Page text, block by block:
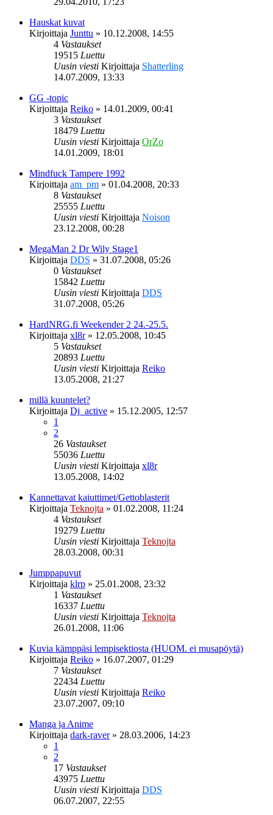
Hauskat kuvat
Kirjoittaja Junttu » 10.12.2008, 14:55
4 Vastaukset
19515 Luettu
Uusin viesti Kirjoittaja Shatterling
14.07.2009, 13:33
GG -topic
Kirjoittaja Reiko » 14.01.2009, 00:41
3 Vastaukset
18479 Luettu
Uusin viesti Kirjoittaja OrZo
14.01.2009, 18:01
Mindfuck Tampere 1992
Kirjoittaja am_pm » 01.04.2008, 20:33
8 Vastaukset
25555 Luettu
Uusin viesti Kirjoittaja Noison
23.12.2008, 00:28
MegaMan 2 Dr Wily Stage1
Kirjoittaja DDS » 31.07.2008, 05:26
0 Vastaukset
15842 Luettu
Uusin viesti Kirjoittaja DDS
31.07.2008, 05:26
HardNRG.fi Weekender 2 24.-25.5.
Kirjoittaja xl8r» 12.05.2008, 10:45
5 Vastaukset
20893 Luettu
Uusin viesti Kirjoittaja Reiko
13.05.2008, 21:27
millä kuuntelet?
Kirjoittaja Dj_active » 15.12.2005, 12:57
1
2
26 Vastaukset
55036 Luettu
Uusin viesti Kirjoittaja xl8r
13.05.2008, 14:02
Kannettavat kaiuttimet/Gettoblasterit
Kirjoittaja Teknojta » 01.02.2008, 11:24
4 Vastaukset
19279 Luettu
Uusin viesti Kirjoittaja Teknojta
28.03.2008, 00:31
Jumppapuvut
Kirjoittaja klrp » 25.01.2008, 23:32
1 Vastaukset
16337 Luettu
Uusin viesti Kirjoittaja Teknojta
26.01.2008, 11:06
Kuvia kämppäsi lempisektiosta (HUOM. ei musapöytä)
Kirjoittaja Reiko » 16.07.2007, 01:29
7 Vastaukset
22434 Luettu
Uusin viesti Kirjoittaja Reiko
23.07.2007, 09:10
Manga ja Anime
Kirjoittaja dark-raver» 28.03.2006, 14:23
1
2
17 Vastaukset
43975 Luettu
Uusin viesti Kirjoittaja DDS
06.07.2007, 22:55